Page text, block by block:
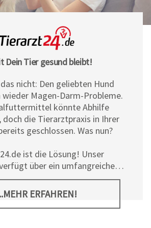
Dein Tier gesund bleibt!
nicht: Den geliebten Hund
wieder Magen-Darm-Probleme.
könnte Abhilfe
doch die Tierarztpraxis in Ihrer
geschlossen. Was nun?
ist die Lösung! Unser
über ein umfangreiches
an Diät- und
Pflegeprodukten
tierischem Zubehör für Hunde,
Neben den hochwertigen
ERFAHREN!